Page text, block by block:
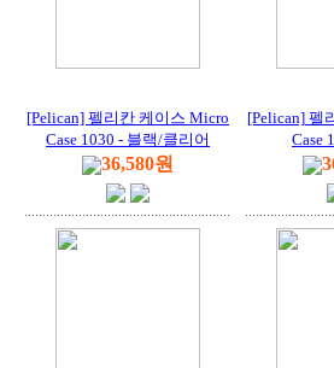
[Pelican] 펠리칸 케이스 Micro
Case 1030 - 블랙/클리어
36,580원
[Pelican] 펠
Case